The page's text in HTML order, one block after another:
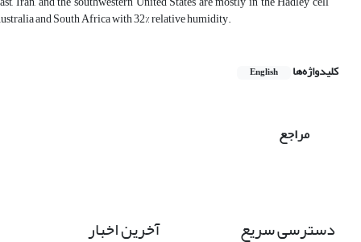
and South Africa with 32% relative humidity.
کلیدواژه‌ها English
مراجع
دسترسی سریع آخرین اخبار